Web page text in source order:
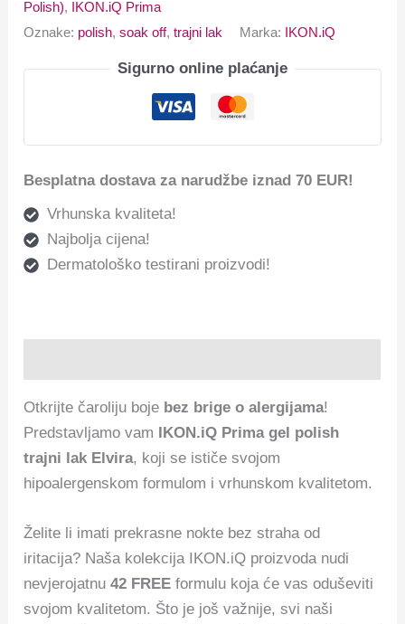
Polish), IKON.iQ Prima
Oznake: polish,soak off,trajni lak Marka: IKON.iQ
Sigurno online plaćanje
Besplatna dostava za narudžbe iznad 70 EUR!
Vrhunska kvaliteta!
Najbolja cijena!
Dermatološko testirani proizvodi!
Otkrijte čaroliju boje bez brige o alergijama!
Predstavljamo vam IKON.iQ Prima gel polish
trajni lak Elvira, koji se ističe svojom
hipoalergenskom formulom i vrhunskom kvalitetom.
Želite li imati prekrasne nokte bez straha od
iritacija? Naša kolekcija IKON.iQ proizvoda nudi
nevjerojatnu42 FREE formulu koja će vas oduševiti
svojom kvalitetom. Što je još važnije, svi naši